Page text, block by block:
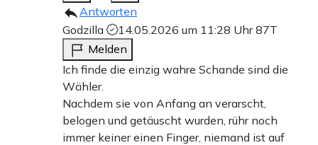
Antworten
Godzilla
14.05.2026 um 11:28 Uhr87T
Melden
Ich finde die einzig wahre Schande sind die
Wähler.
Nachdem sie von Anfang an verarscht,
belogen und getäuscht wurden, rühr noch
immer keiner einen Finger, niemand ist auf